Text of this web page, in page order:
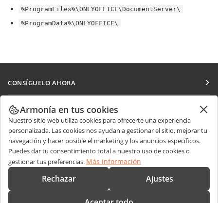
%ProgramFiles%\ONLYOFFICE\DocumentServer\
%ProgramData%\ONLYOFFICE\
CONSÍGUELO AHORA
Docs
DocSpace
Workspace
Conectores
Aplicaciones de escritorio
Aplicaciones móviles
COLABORAR
Para colaboradores
Para traductores
Para influencers
Vacantes
RECIBIR NOTICIAS
Blog
OBTENER AYUDA
Foro
CONTÁCTENOS
Preguntas de ventas
sales@onlyoffice.com
Armonía en tus cookies
Nuestro sitio web utiliza cookies para ofrecerte una experiencia
personalizada. Las cookies nos ayudan a gestionar el sitio, mejorar tu
navegación y hacer posible el marketing y los anuncios específicos.
Puedes dar tu consentimiento total a nuestro uso de cookies o
gestionar tus preferencias. Más información
Rechazar Ajustes